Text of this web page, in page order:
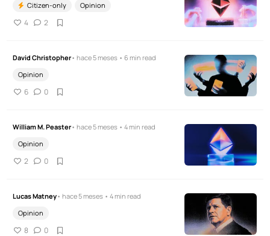
Citizen-only
Opinion
4 2
David Christopher• hace 5 meses • 6 min read
Opinion
6 0
William M. Peaster• hace 5 meses • 4 min read
Opinion
2 0
Lucas Matney• hace 5 meses • 4 min read
Opinion
8 0